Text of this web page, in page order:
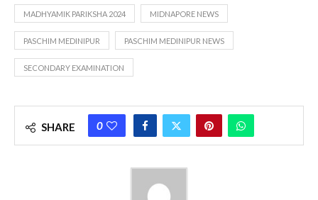
MADHYAMIK PARIKSHA 2024 MIDNAPORE NEWS
PASCHIM MEDINIPUR PASCHIM MEDINIPUR NEWS
SECONDARY EXAMINATION
SHARE 0